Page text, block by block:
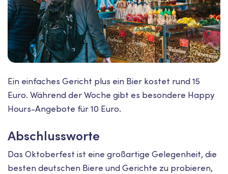
Ein einfaches Gericht plus ein Bier kostet rund 15
Euro. Während der Woche gibt es besondere Happy
Hours-Angebote für 10 Euro.
Abschlussworte
Das Oktoberfest ist eine großartige Gelegenheit, die
besten deutschen Biere und Gerichte zu probieren,